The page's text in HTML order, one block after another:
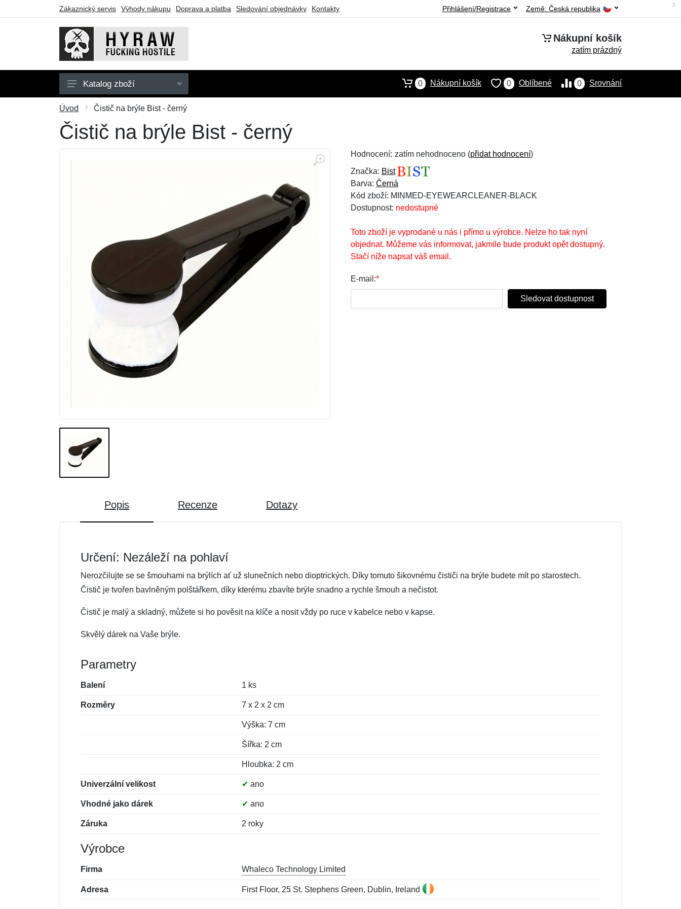
Zákaznický servis Výhody nákupu Doprava a platba Sledování objednávky Kontakty Země: Česká republika
Přihlášení/Registrace
Nákupní košík
zatím prázdný
Pánské
Dámské
Katalog zboží 0 Srovnání
0 Oblíbené
0 Nákupní košík
Úvod Čistič na brýle Bist - černý
Čistič na brýle Bist - černý
Hodnocení: zatím nehodnoceno (přidat hodnocení)
Značka: Bist
Barva: Černá
Kód zboží: MINMED-EYEWEARCLEANER-BLACK
Dostupnost: nedostupné
Toto zboží je vyprodané u nás i přímo u výrobce. Nelze ho tak nyní
objednat. Můžeme vás informovat, jakmile bude produkt opět dostupný.
Stačí níže napsat váš email.
E-mail:*
Sledovat dostupnost
Popis Recenze Dotazy
Určení: Nezáleží na pohlaví
Nerozčilujte se se šmouhami na brýlích ať už slunečních nebo dioptrických. Díky tomuto šikovnému čističi na brýle budete mít po starostech.
Čistič je tvořen bavlněným polštářkem, díky kterému zbavíte brýle snadno a rychle šmouh a nečistot.
Čistič je malý a skladný, můžete si ho pověsit na klíče a nosit vždy po ruce v kabelce nebo v kapse.
Skvělý dárek na Vaše brýle.
Parametry
Balení 1 ks
Rozměry 7 x 2 x 2 cm
Výška: 7 cm
Šířka: 2 cm
Hloubka: 2 cm
Univerzální velikost ✔ ano
Vhodné jako dárek ✔ ano
Záruka 2 roky
Výrobce
Firma Whaleco Technology Limited
Adresa First Floor, 25 St. Stephens Green, Dublin, Ireland